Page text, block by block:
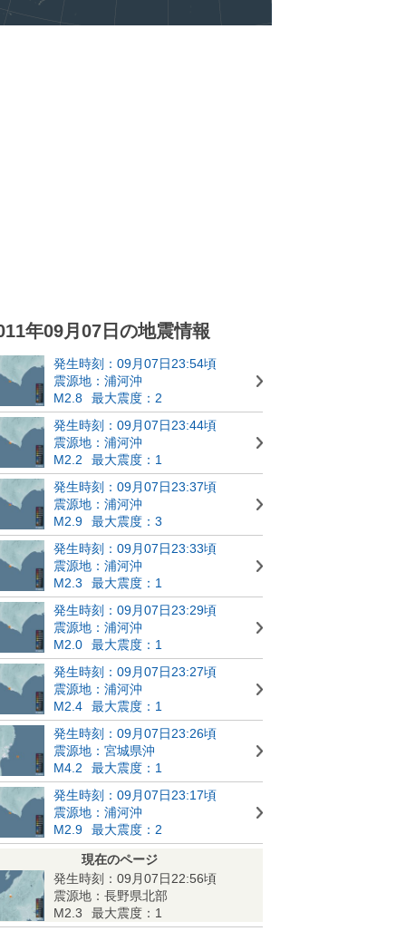
年09月07日の地震情報
発生時刻：09月07日23:54頃
震源地：浦河沖
M2.8
最大震度：2
発生時刻：09月07日23:44頃
震源地：浦河沖
M2.2
最大震度：1
発生時刻：09月07日23:37頃
震源地：浦河沖
M2.9
最大震度：3
発生時刻：09月07日23:33頃
震源地：浦河沖
M2.3
最大震度：1
発生時刻：09月07日23:29頃
震源地：浦河沖
M2.0
最大震度：1
発生時刻：09月07日23:27頃
震源地：浦河沖
M2.4
最大震度：1
発生時刻：09月07日23:26頃
震源地：宮城県沖
M4.2
最大震度：1
発生時刻：09月07日23:17頃
震源地：浦河沖
M2.9
最大震度：2
現在のページ
発生時刻：09月07日22:56頃
震源地：長野県北部
M2.3
最大震度：1